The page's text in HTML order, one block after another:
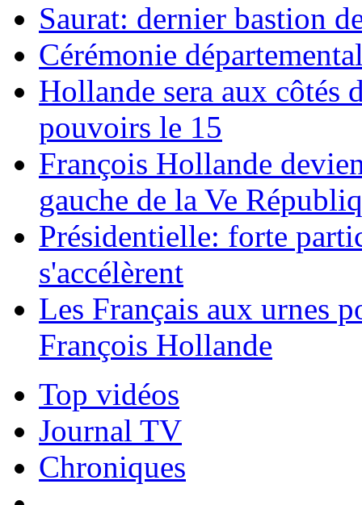
Saurat: dernier bastion
Cérémonie
Hollande sera aux côtés
pouvoirs le 15
François Hollande
gauche de la Ve
Présidentielle: forte
s'accélèrent
Les Français aux urnes
François Hollande
Top vidéos
Journal TV
Chroniques